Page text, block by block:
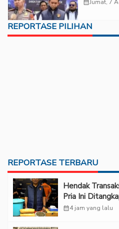
calendar_monthJumat, 7
REPORTASE PILIHAN
REPORTASE TERBARU
Hendak
Pria Ini
calendar_month4 jam yang lalu